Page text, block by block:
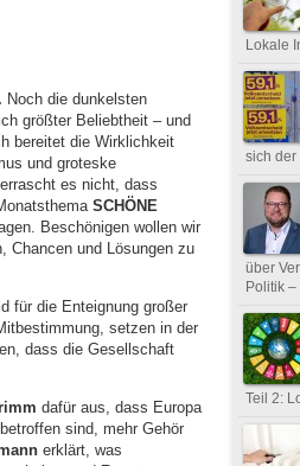
Noch die dunkelsten
größter Beliebtheit – und
bereitet die Wirklichkeit
und groteske
es nicht, dass
SCHÖNE
Beschönigen wollen wir
Chancen und Lösungen zu
für die Enteignung großer
setzen in der
dass die Gesellschaft
dafür aus, dass Europa
sind, mehr Gehör
erklärt, was
Lokale
sich der
über
Politik –
Teil 2: